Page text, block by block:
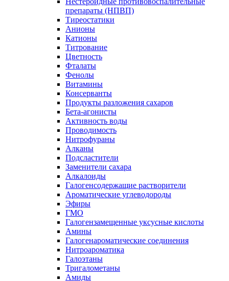
препараты (НПВП)
Тиреостатики
Анионы
Катионы
Титрование
Цветность
Фталаты
Фенолы
Витамины
Консерванты
Продукты разложения сахаров
Бета-агонисты
Активность воды
Проводимость
Нитрофураны
Алканы
Подсластители
Заменители сахара
Алкалоиды
Галогенсодержащие растворители
Ароматические углеводороды
Эфиры
ГМО
Галогензамещенные уксусные кислоты
Амины
Галогенароматические соединения
Нитроароматика
Галоэтаны
Тригалометаны
Амиды